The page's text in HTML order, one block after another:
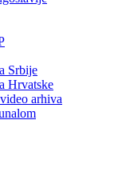
Srbije
Hrvatske
arhiva